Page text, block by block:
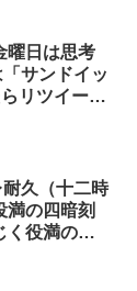
曜日は思考
サンドイッ
リツイート
久（十二時